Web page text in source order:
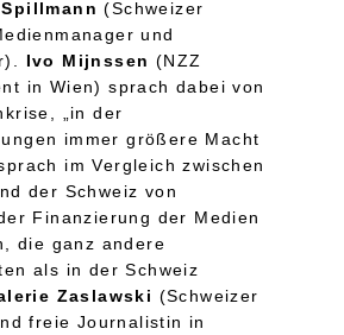
(Schweizer
und
Ivo Mijnssen (NZZ
in Wien) sprach dabei von
„in der
immer größere Macht
im Vergleich zwischen
der Schweiz von
Finanzierung der Medien
die ganz andere
als in der Schweiz
Zaslawski (Schweizer
freie Journalistin in